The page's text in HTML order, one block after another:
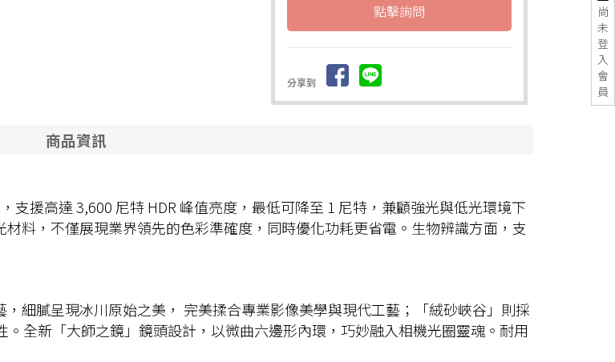
尚
未
登
入
會
員
點擊詢問
分享到
商品資訊
支援高達 3,600 尼特 HDR 峰值亮度，最低可降至 1 尼特，兼顧強光與低光環境下
料，不僅展現業界領先的色彩準確度，同時優化功耗更省電。生物辨識方面，支
細膩呈現冰川原始之美， 完美揉合專業影像美學與現代工藝；「絨砂峽谷」則採
全新「大師之鏡」鏡頭設計，以微曲六邊形內環，巧妙融入相機光圈靈魂。耐用